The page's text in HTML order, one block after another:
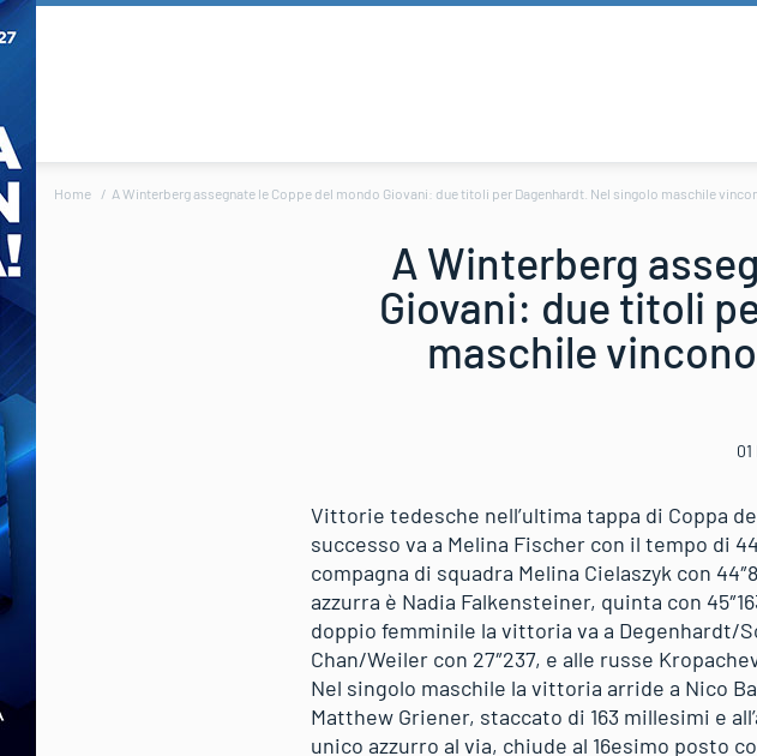
Home A Winterberg assegnate le Coppe del mondo Giovani: due titoli per Dagenhardt. Nel singolo maschile
A Winterberg
Giovani: due titoli
maschile
Vittorie tedesche nell’ultima tappa di Coppa
successo va a Melina Fischer con il tempo di
compagna di squadra Melina Cielaszyk con
azzurra è Nadia Falkensteiner, quinta con
doppio femminile la vittoria va a Degenhardt/
Chan/Weiler con 27″237, e alle russe
Nel singolo maschile la vittoria arride a Nico
Matthew Griener, staccato di 163 millesimi e
unico azzurro al via, chiude al 16esimo posto